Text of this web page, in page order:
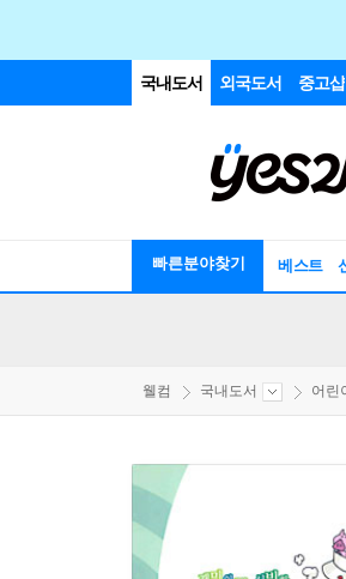
국내도서 외국도서 중고샵
빠른분야찾기 베스트
웰컴 국내도서 어린